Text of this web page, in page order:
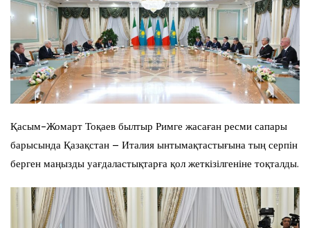
Қасым-Жомарт Тоқаев былтыр Римге жасаған ресми сапары
барысында Қазақстан – Италия ынтымақтастығына тың серпін
берген маңызды уағдаластықтарға қол жеткізілгеніне тоқталды.